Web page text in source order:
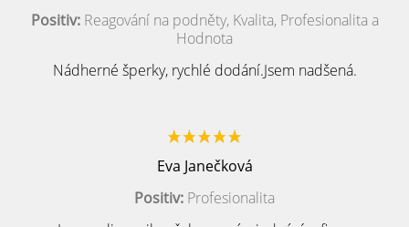
Positiv:Reagování na podněty, Kvalita, Profesionalita a
Hodnota
Nádherné šperky, rychlé dodání.Jsem nadšená.
Eva Janečková
Positiv: Profesionalita